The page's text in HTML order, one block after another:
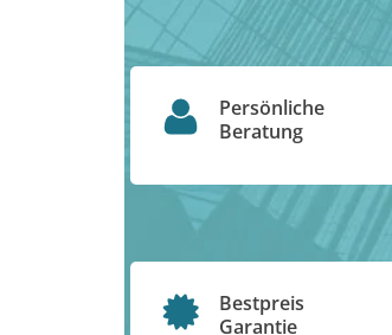
Persönliche
Beratung
Bestpreis
Garantie